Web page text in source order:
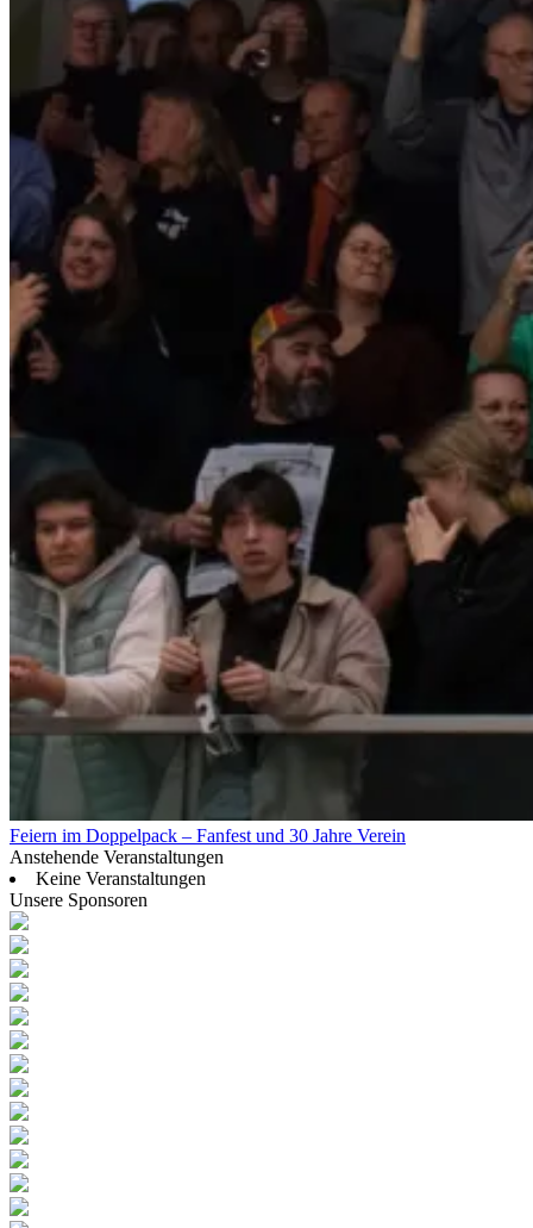
Feiern im Doppelpack – Fanfest und 30 Jahre Verein
Anstehende Veranstaltungen
Keine Veranstaltungen
Unsere Sponsoren